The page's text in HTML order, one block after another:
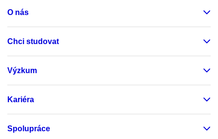
O nás
Chci studovat
Výzkum
Kariéra
Spolupráce